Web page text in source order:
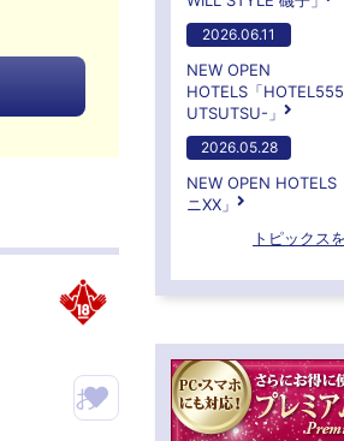
お
2026.06.11
NEW OPEN
HOTELS「
UTSUTSU-」
2026.05.28
NEW OPEN HOTELS
ニXX」
トピックス